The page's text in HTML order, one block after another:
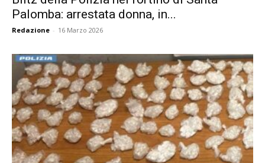
Palomba: arrestata donna, in...
Redazione - 16 Marzo 2026